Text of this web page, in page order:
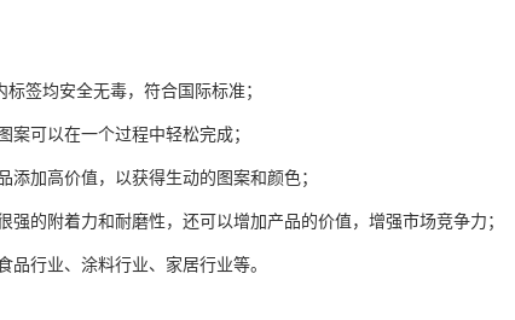
签均安全无毒，符合国际标准；
案可以在一个过程中轻松完成；
添加高价值，以获得生动的图案和颜色；
强的附着力和耐磨性，还可以增加产品的价值，增强市场竞争力；
品行业、涂料行业、家居行业等。